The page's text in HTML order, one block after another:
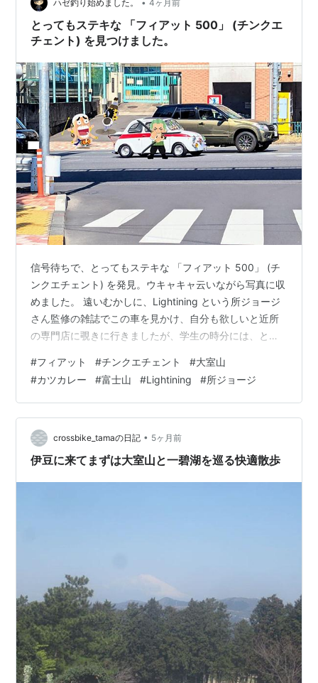
だらかな山の「お鉢めぐり」、 ポツポツと歩いている人
が見えます。 絶景、爽快の約１０００ｍの散策路は、た
のし！ 少し霞んではいま…
ハゼ釣り始めました。 • 4ヶ月前
とってもステキな 「フィアット 500」 (チンクエ
チェント) を見つけました。
信号待ちで、とってもステキな 「フィアット 500」 (チ
ンクエチェント) を発見。ウキャキャ云いながら写真に収
めました。 遠いむかしに、Lightining という所ジョージ
さん監修の雑誌でこの車を見かけ、自分も欲しいと近所
の専門店に覗きに行きましたが、学生の時分には、とっ
きました。 この連休は、富士山を眺めつつ 峠のお店で、
カツカレーを注文です。写真付きで、いろいろとステキ
な料理があったのに、スパイスの効いたカレーと揚げた
カツの匂いを嗅いだら、他のメニューが目に入らなくな
ってしまいました。 少し走って静岡県伊東市にある大室
山へ。ここは、国…
#フィアット #チンクエチェント #大室山
#カツカレー #富士山 #Lightining #所ジョージ
crossbike_tamaの日記 • 5ヶ月前
伊豆に来てまずは大室山と一碧湖を巡る快適散歩